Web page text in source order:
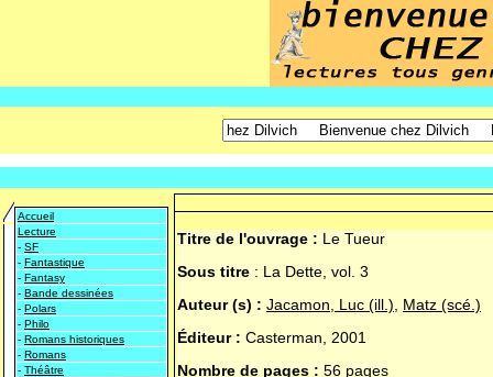
Accueil
Lecture
- SF
- Fantastique
- Fantasy
- Bande dessinées
- Polars
- Philo
- Romans historiques
- Romans
- Théâtre
Titre de l'ouvrage : Le Tueur
Sous titre : La Dette, vol. 3
Auteur (s) : Jacamon, Luc (ill.)
Matz (scé.)
Éditeur : Casterman, 2001
Nombre de pages : 56 pages